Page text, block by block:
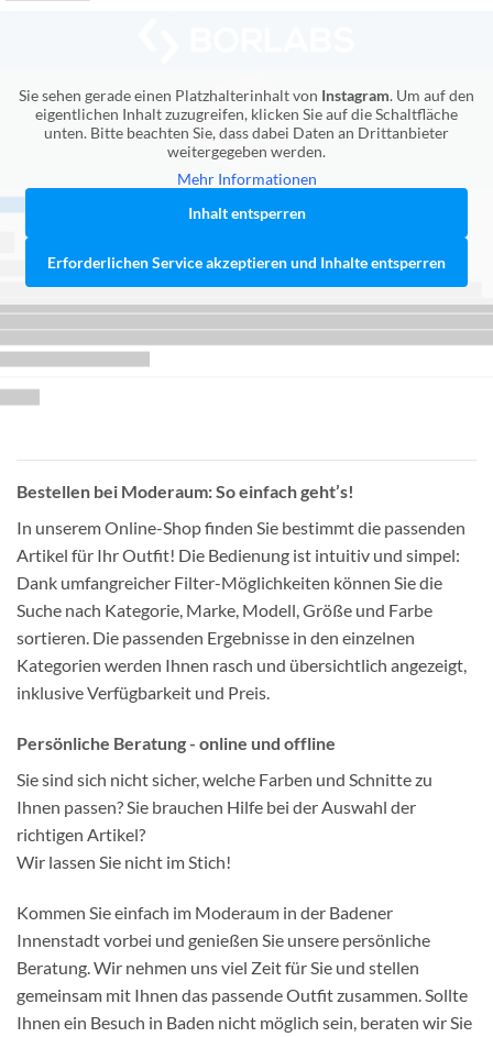
Sie sehen gerade einen Platzhalterinhalt von Instagram. Um auf den
eigentlichen Inhalt zuzugreifen, klicken Sie auf die Schaltfläche
unten. Bitte beachten Sie, dass dabei Daten an Drittanbieter
weitergegeben werden.
Mehr Informationen
Inhalt entsperren
Erforderlichen Service akzeptieren und Inhalte entsperren
Bestellen bei Moderaum: So einfach geht’s!
In unserem Online-Shop finden Sie bestimmt die passenden
Artikel für Ihr Outfit! Die Bedienung ist intuitiv und simpel:
Dank umfangreicher Filter-Möglichkeiten können Sie die
Suche nach Kategorie, Marke, Modell, Größe und Farbe
sortieren. Die passenden Ergebnisse in den einzelnen
Kategorien werden Ihnen rasch und übersichtlich angezeigt,
inklusive Verfügbarkeit und Preis.
Persönliche Beratung - online und offline
Sie sind sich nicht sicher, welche Farben und Schnitte zu
Ihnen passen? Sie brauchen Hilfe bei der Auswahl der
richtigen Artikel?
Wir lassen Sie nicht im Stich!
Kommen Sie einfach im Moderaum in der Badener
Innenstadt vorbei und genießen Sie unsere persönliche
Beratung. Wir nehmen uns viel Zeit für Sie und stellen
gemeinsam mit Ihnen das passende Outfit zusammen. Sollte
Ihnen ein Besuch in Baden nicht möglich sein, beraten wir Sie